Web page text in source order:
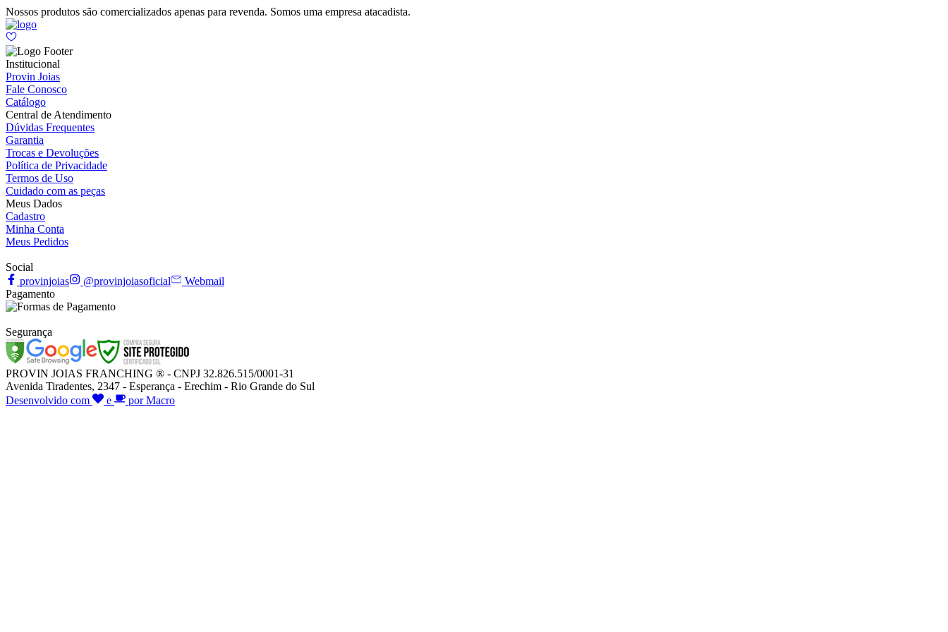
Nossos produtos são comercializados apenas para revenda. Somos uma empresa atacadista.
Institucional
Provin Joias
Fale Conosco
Catálogo
Central de Atendimento
Dúvidas Frequentes
Garantia
Trocas e Devoluções
Política de Privacidade
Termos de Uso
Cuidado com as peças
Meus Dados
Cadastro
Minha Conta
Meus Pedidos
Social
provinjoias
@provinjoiasoficial
Webmail
Pagamento
Segurança
PROVIN JOIAS FRANCHING ® - CNPJ 32.826.515/0001-31
Avenida Tiradentes, 2347 - Esperança - Erechim - Rio Grande do Sul
Desenvolvido com
e por Macro